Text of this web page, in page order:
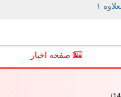
صفحه اخبار